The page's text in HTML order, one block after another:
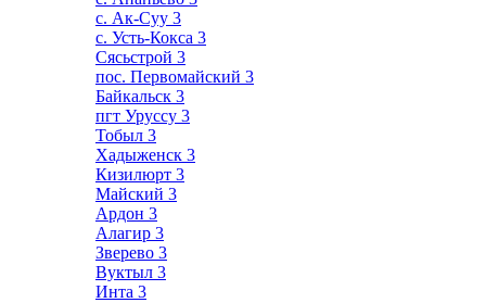
с. Ак-Суу 3
с. Усть-Кокса 3
Сясьстрой 3
пос. Первомайский 3
Байкальск 3
пгт Уруссу 3
Тобыл 3
Хадыженск 3
Кизилюрт 3
Майский 3
Ардон 3
Алагир 3
Зверево 3
Вуктыл 3
Инта 3